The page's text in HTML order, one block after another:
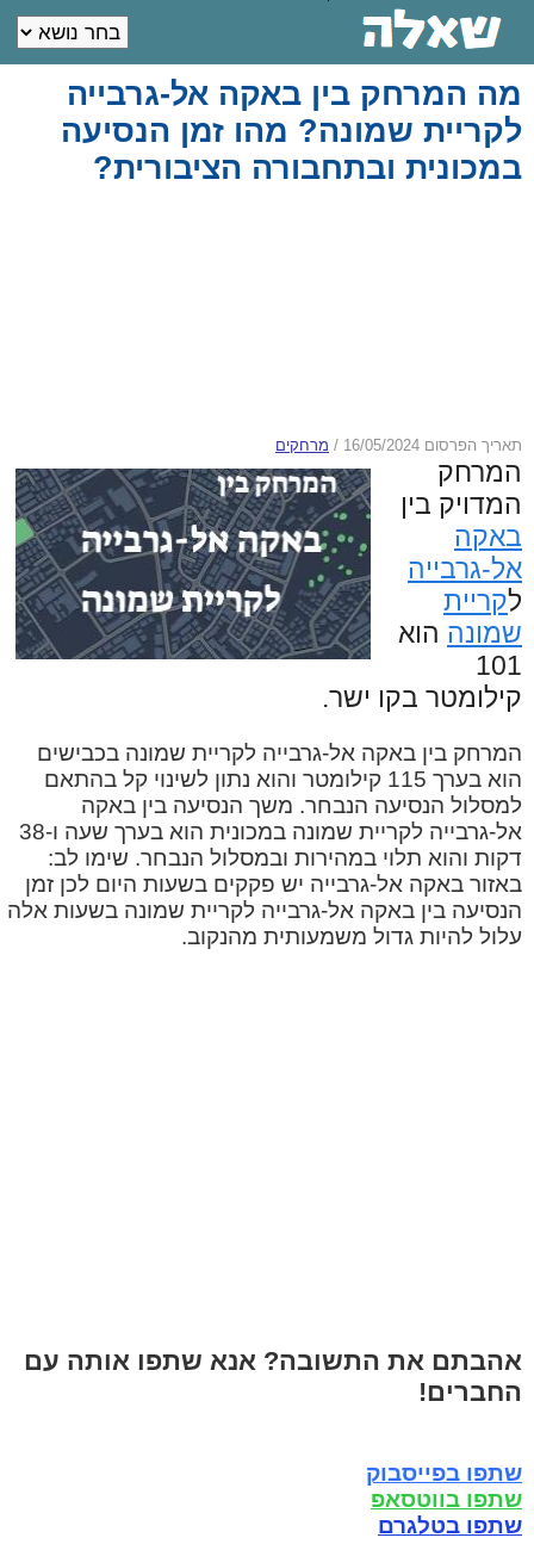
מה המרחק בין באקה אל-גרבייה
לקריית שמונה? מהו זמן הנסיעה
במכונית ובתחבורה הציבורית?
תאריך הפרסום 16/05/2024 / מרחקים
המרחק
המדויק בין
באקה
אל-גרבייה
לקריית
שמונה הוא
101
קילומטר בקו ישר.
המרחק בין באקה אל-גרבייה לקריית שמונה בכבישים
הוא בערך 115 קילומטר והוא נתון לשינוי קל בהתאם
למסלול הנסיעה הנבחר. משך הנסיעה בין באקה
אל-גרבייה לקריית שמונה במכונית הוא בערך שעה ו-38
דקות והוא תלוי במהירות ובמסלול הנבחר. שימו לב:
באזור באקה אל-גרבייה יש פקקים בשעות היום לכן זמן
הנסיעה בין באקה אל-גרבייה לקריית שמונה בשעות אלה
עלול להיות גדול משמעותית מהנקוב.
אהבתם את התשובה? אנא שתפו אותה עם
החברים!
שתפו בפייסבוק
שתפו בווטסאפ
שתפו בטלגרם